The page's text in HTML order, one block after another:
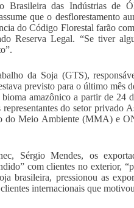
Brasileira das Indústrias de
que o desflorestamento
do Código Florestal farão
Reserva Legal. “Se tiver
da Soja (GTS),
previsto para o último mês
bioma amazônico a partir de
representantes do setor privado
do Meio Ambiente (MMA) e
Sérgio Mendes, os
com clientes no exterior,
brasileira, pressionou as
internacionais que